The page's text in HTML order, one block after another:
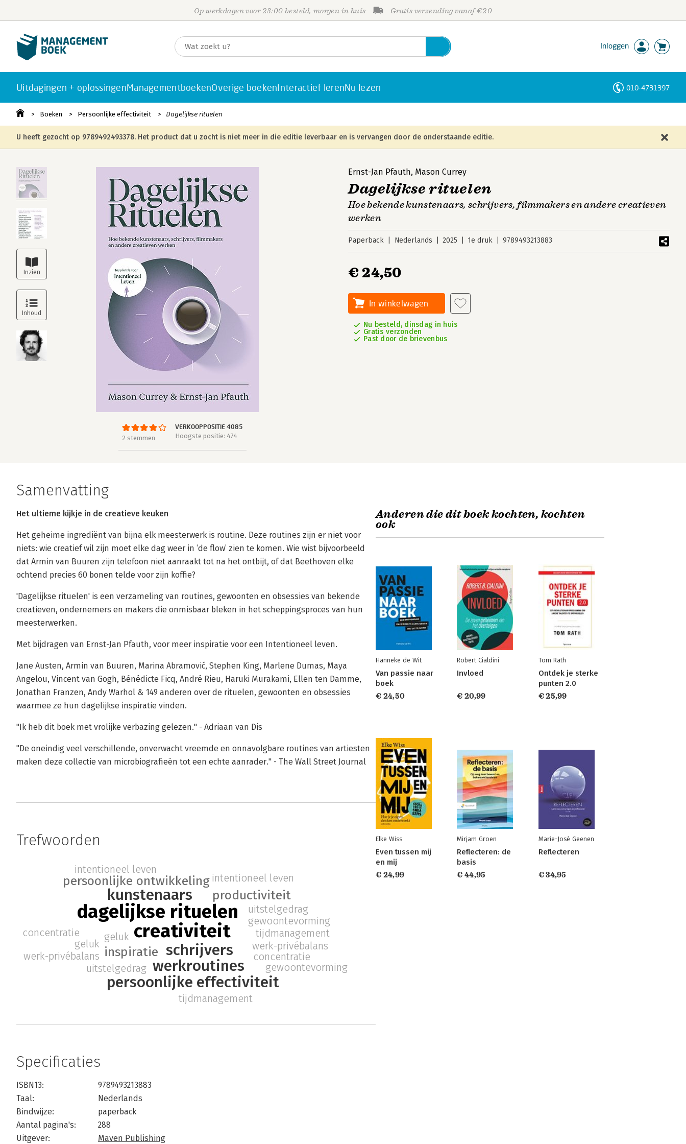
Op werkdagen voor 23:00 besteld, morgen in huis Gratis verzending vanaf €20
Inloggen
Uitdagingen + oplossingenManagementboekenOverige boekenInteractief lerenNu lezen 010-4731397
Boeken Persoonlijke effectiviteit Dagelijkse rituelen
U heeft gezocht op 9789492493378. Het product dat u zocht is niet meer in die editie leverbaar en is vervangen door de onderstaande editie.
2 stemmen
VERKOOPPOSITIE 4085
Hoogste positie: 474
Ernst-Jan Pfauth, Mason Currey
Dagelijkse rituelen
Hoe bekende kunstenaars, schrijvers, filmmakers en andere creatieven
werken
Paperback Nederlands 2025 1e druk 9789493213883
€ 24,50
In winkelwagen
Nu besteld, dinsdag in huis
Gratis verzonden
Past door de brievenbus
Samenvatting
Het ultieme kijkje in de creatieve keuken
Het geheime ingrediënt van bijna elk meesterwerk is routine. Deze routines zijn er niet voor
niets: wie creatief wil zijn moet elke dag weer in ‘de flow’ zien te komen. Wie wist bijvoorbeeld
dat Armin van Buuren zijn telefoon niet aanraakt tot na het ontbijt, of dat Beethoven elke
ochtend precies 60 bonen telde voor zijn koffie?
'Dagelijkse rituelen' is een verzameling van routines, gewoonten en obsessies van bekende
creatieven, ondernemers en makers die onmisbaar bleken in het scheppingsproces van hun
meesterwerken.
Met bijdragen van Ernst-Jan Pfauth, voor meer inspiratie voor een Intentioneel leven.
Jane Austen, Armin van Buuren, Marina Abramović, Stephen King, Marlene Dumas, Maya
Angelou, Vincent van Gogh, Bénédicte Ficq, André Rieu, Haruki Murakami, Ellen ten Damme,
Jonathan Franzen, Andy Warhol & 149 anderen over de rituelen, gewoonten en obsessies
waarmee ze hun dagelijkse inspiratie vinden.
"Ik heb dit boek met vrolijke verbazing gelezen." - Adriaan van Dis
"De oneindig veel verschillende, onverwacht vreemde en onnavolgbare routines van artiesten
maken deze collectie van microbiografieën tot een echte aanrader." - The Wall Street Journal
Trefwoorden
creativiteit
dagelijkse rituelen
schrijvers
werkroutines
kunstenaars
persoonlijke effectiviteit
inspiratie
persoonlijke ontwikkeling
productiviteit
gewoontevorming
uitstelgedrag
tijdmanagement
werk-privébalans
geluk
intentioneel leven
concentratie
gewoontevorming
uitstelgedrag
tijdmanagement
werk-privébalans
geluk
intentioneel leven
concentratie
Specificaties
ISBN13:
9789493213883
Taal:
Nederlands
Bindwijze:
paperback
Aantal pagina's:
288
Uitgever:
Maven Publishing
Anderen die dit boek kochten, kochten
ook
Hanneke de Wit
Van passie naar
boek
€ 24,50
Robert Cialdini
Invloed
€ 20,99
Tom Rath
Ontdek je sterke
punten 2.0
€ 25,99
Elke Wiss
Even tussen mij
en mij
€ 24,99
Mirjam Groen
Reflecteren: de
basis
€ 44,95
Marie-José Geenen
Reflecteren
€ 34,95
Personen
Trefwoorden